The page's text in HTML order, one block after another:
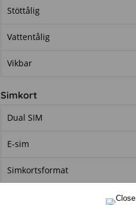
Stöttålig
Vattentålig
Vikbar
Simkort
Dual SIM
E-sim
Simkortsformat